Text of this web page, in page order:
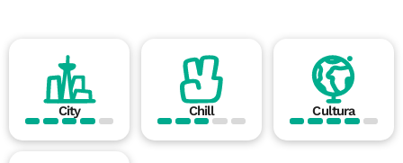
City Chill Cultura